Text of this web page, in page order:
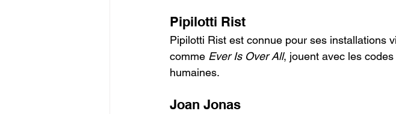
Pipilotti Rist
Pipilotti Rist est connue pour ses installations
comme Ever Is Over All, jouent avec les
humaines.
Joan Jonas